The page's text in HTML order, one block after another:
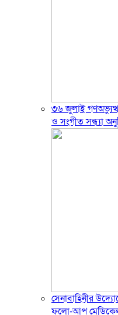
৩৬ জুলাই
ও সংগীত সন্ধ্যা
সেনাবাহিনীর
ফলো-আপ মেডিকেল